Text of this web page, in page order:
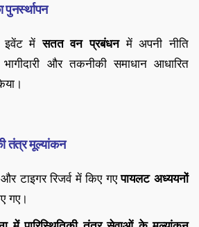
पुनर्स्थापन
इवेंट मेंसतत वन प्रबंधनमें अपनी नीति
भागीदारी और तकनीकी समाधान आधारित
तंत्र मूल्यांकन
टाइगर रिजर्व में किए गएपायलट अध्ययनों
गए।